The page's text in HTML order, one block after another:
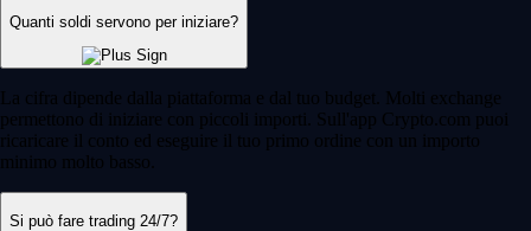
Quanti soldi servono per iniziare?
La cifra dipende dalla piattaforma e dal tuo budget. Molti exchange
permettono di iniziare con piccoli importi. Sull'app Crypto.com puoi
ricaricare il conto ed eseguire il tuo primo ordine con un importo
minimo molto basso.
Si può fare trading 24/7?